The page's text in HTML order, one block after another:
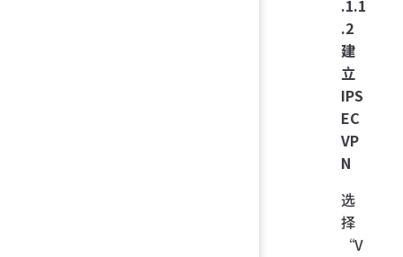
.1.1
.2
建
立
IPS
EC
VP
N
选
择
“V